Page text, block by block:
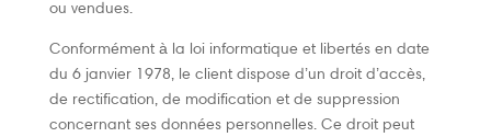
ou vendues.
Conformément à la loi informatique et libertés en date
du 6 janvier 1978, le client dispose d’un droit d’accès,
de rectification, de modification et de suppression
concernant ses données personnelles. Ce droit peut